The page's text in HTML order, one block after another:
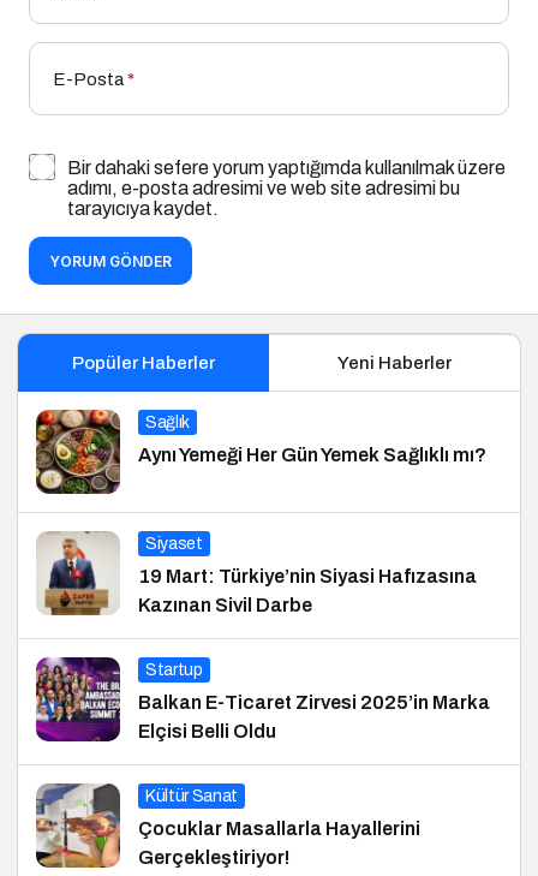
E-Posta*
Bir dahaki sefere yorum yaptığımda kullanılmak üzere
adımı, e-posta adresimi ve web site adresimi bu
tarayıcıya kaydet.
YORUM GÖNDER
Popüler Haberler Yeni Haberler
Sağlık
Aynı Yemeği Her Gün Yemek Sağlıklı mı?
Siyaset
19 Mart: Türkiye’nin Siyasi Hafızasına
Kazınan Sivil Darbe
Startup
Balkan E-Ticaret Zirvesi 2025’in Marka
Elçisi Belli Oldu
Kültür Sanat
Çocuklar Masallarla Hayallerini
Gerçekleştiriyor!